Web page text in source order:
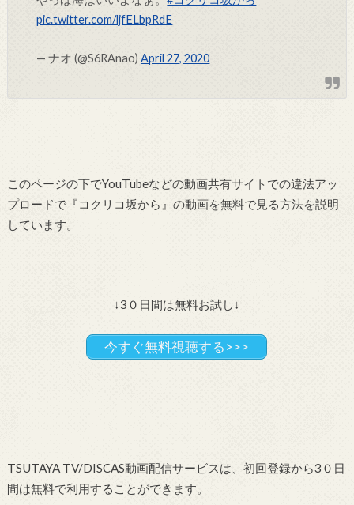
pic.twitter.com/ljfELbpRdE
— ナオ (@S6RAnao)April 27, 2020
このページの下でYouTubeなどの動画共有サイトでの違法アッ
プロードで『コクリコ坂から』の動画を無料で見る方法を説明
しています。
↓3０日間は無料お試し↓
今すぐ無料視聴する>>>
TSUTAYA TV/DISCAS動画配信サービスは、初回登録から3０日
間は無料で利用することができます。